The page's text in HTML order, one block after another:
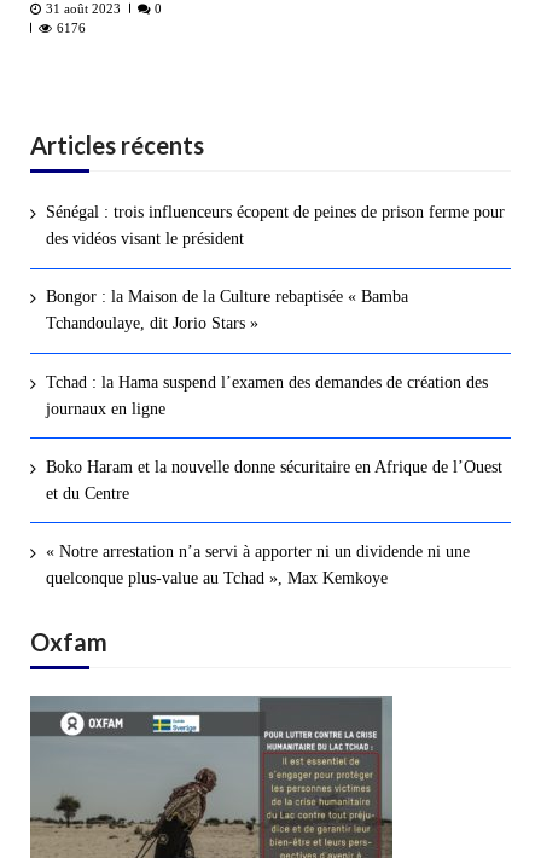
31 août 2023
0
6176
Articles récents
Sénégal : trois influenceurs écopent de peines de prison ferme pour
des vidéos visant le président
Bongor : la Maison de la Culture rebaptisée « Bamba
Tchandoulaye, dit Jorio Stars »
Tchad : la Hama suspend l’examen des demandes de création des
journaux en ligne
Boko Haram et la nouvelle donne sécuritaire en Afrique de l’Ouest
et du Centre
« Notre arrestation n’a servi à apporter ni un dividende ni une
quelconque plus-value au Tchad », Max Kemkoye
Oxfam